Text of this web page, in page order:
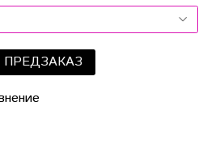
ПРЕДЗАКАЗ